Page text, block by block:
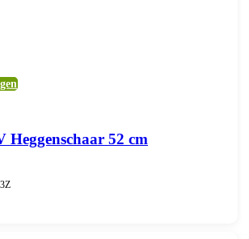
Heggenschaar 52 cm